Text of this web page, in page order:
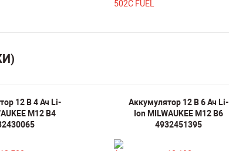
12 В 4 Ач Li-
M12 B4
Аккумулятор 12 В 6 Ач Li-
Ion MILWAUKEE M12 B6
4932451395